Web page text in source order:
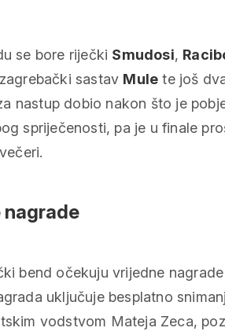
se bore riječki Smudosi,
sastav Mule te još
nastup dobio nakon što je
spriječenosti, pa je u finale
nagrade
bend očekuju vrijedne
uključuje besplatno
vodstvom Mateja Zeca,